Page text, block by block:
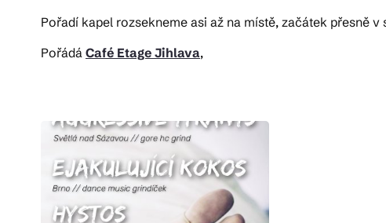
Pořadí kapel rozsekneme asi až na místě, začátek přesně v
Pořádá Café Etage Jihlava,